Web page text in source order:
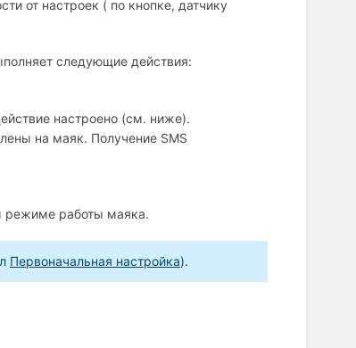
от настроек ( по кнопке, датчику
следующие действия:
настроено (см. ниже).
на маяк. Получение SMS
режиме работы маяка.
Первоначальная настройка).